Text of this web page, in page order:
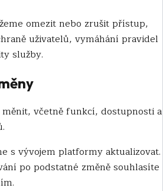
omezit nebo zrušit přístup,
uživatelů, vymáhání pravidel
služby.
měnit, včetně funkcí, dostupnosti a
s vývojem platformy aktualizovat.
po podstatné změně souhlasíte